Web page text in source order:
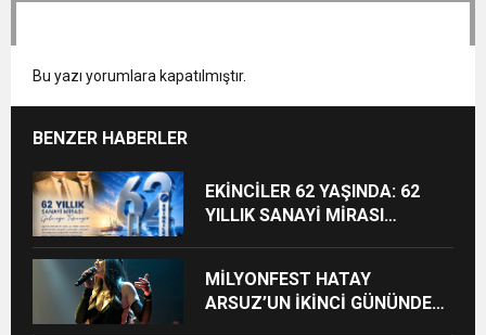
Bu yazı yorumlara kapatılmıştır.
BENZER HABERLER
EKİNCİLER 62 YAŞINDA: 62
YILLIK SANAYİ MİRASI
MİLYONFEST HATAY
ARSUZ’UN İKİNCİ GÜNÜNDE